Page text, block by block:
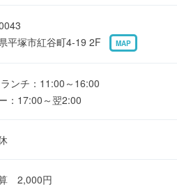
平塚市紅谷町4-19 2F
MAP
ンチ：11:00～16:00
：17:00～翌2:00
2,000円